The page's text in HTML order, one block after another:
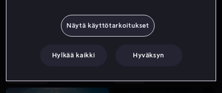
Näytä käyttötarkoitukset
Hylkää kaikki Hyväksyn